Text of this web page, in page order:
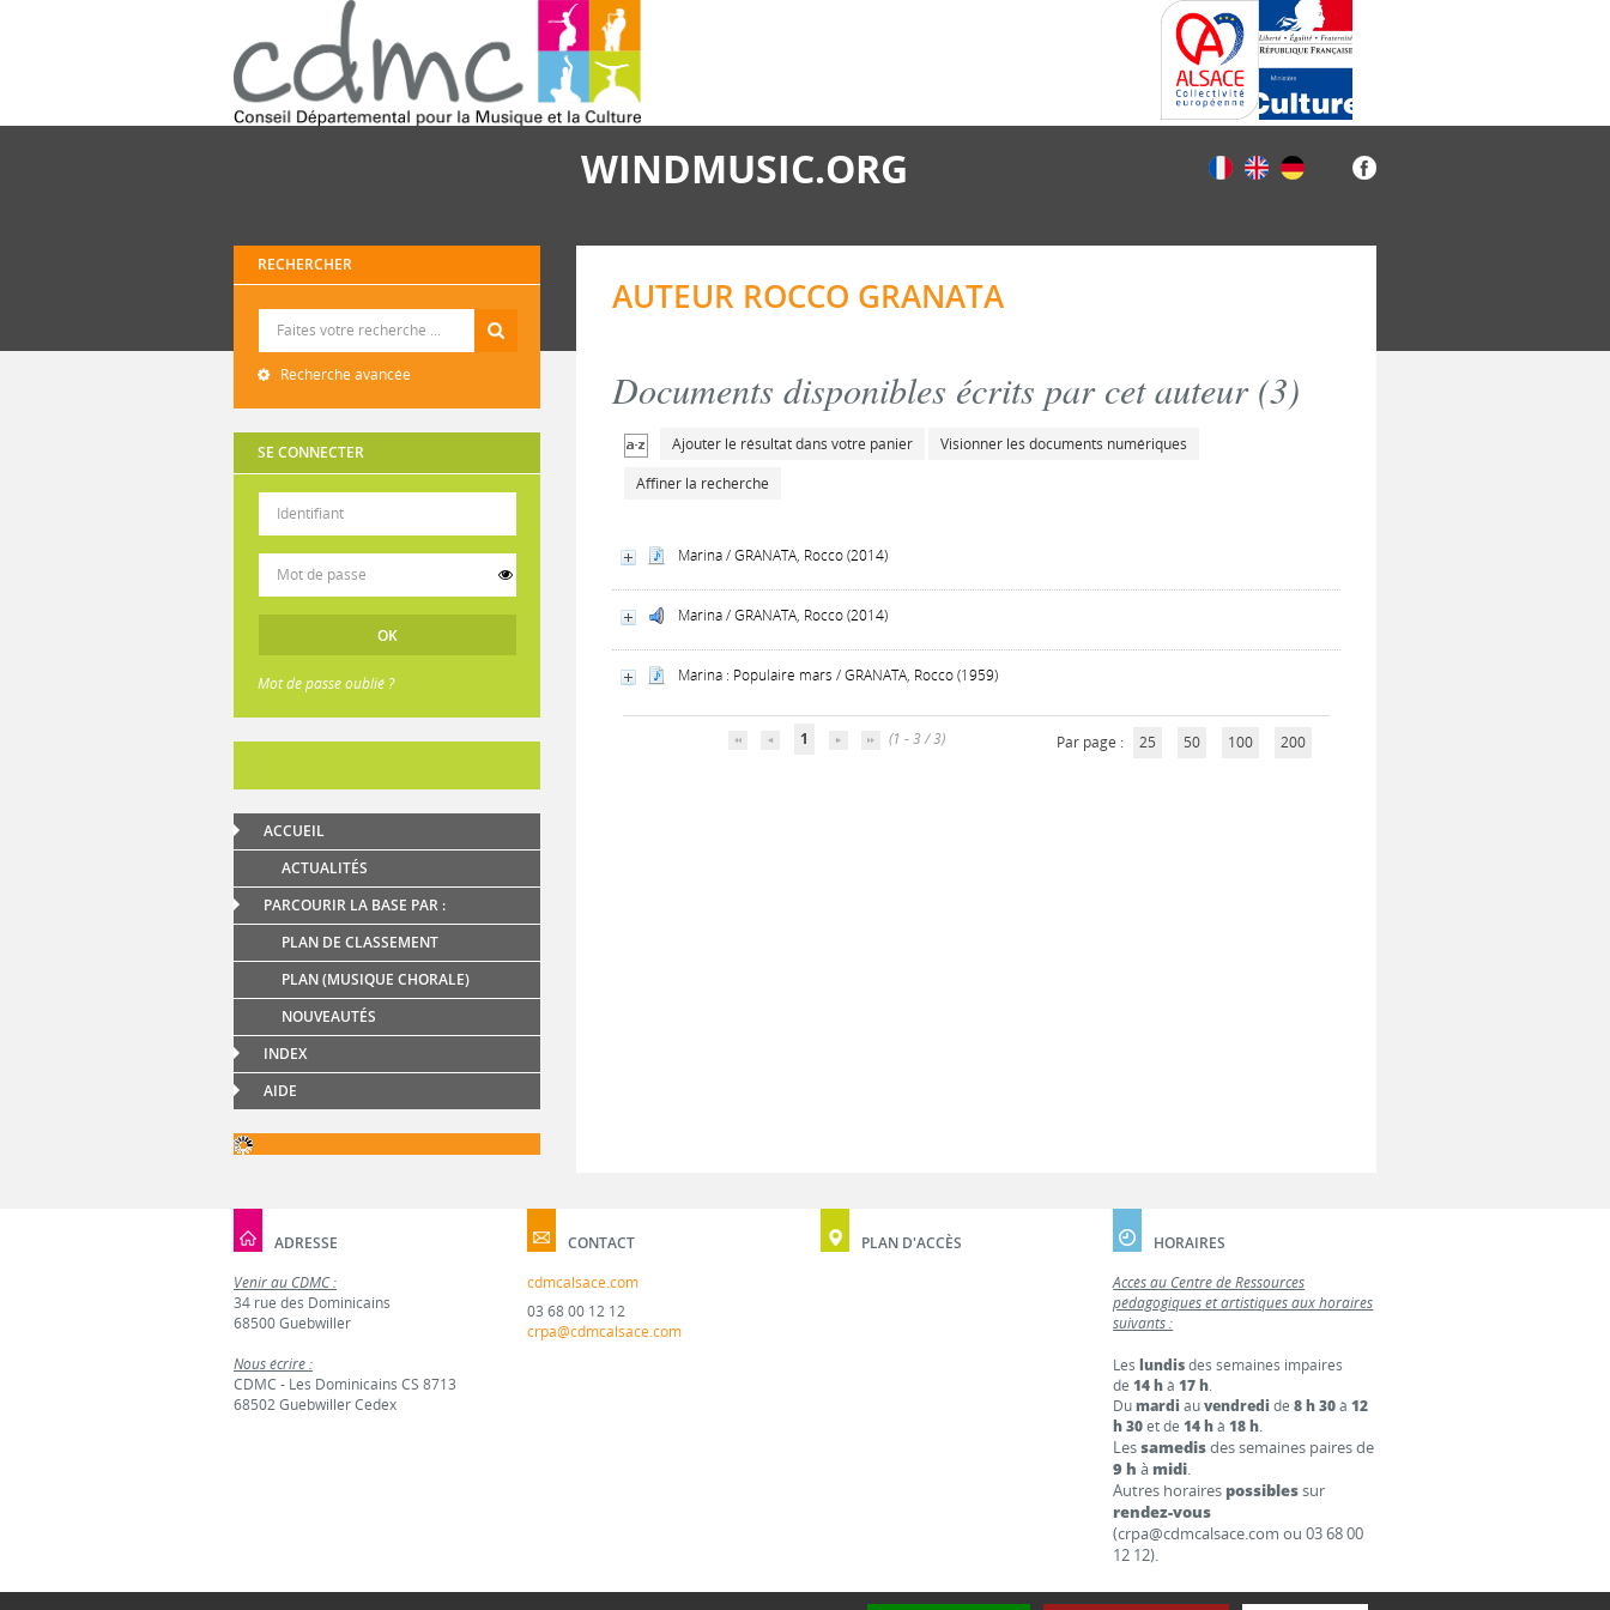
WINDMUSIC.ORG
RECHERCHER
Recherche avancée
SE CONNECTER
Mot de passe oublié ?
ACCUEIL
ACTUALITÉS
PARCOURIR LA BASE PAR :
PLAN DE CLASSEMENT
PLAN (MUSIQUE CHORALE)
NOUVEAUTÉS
INDEX
AIDE
AUTEUR ROCCO GRANATA
Documents disponibles écrits par cet auteur (3)
Ajouter le résultat dans votre panier
Visionner les documents numériques
Affiner la recherche
Marina / GRANATA, Rocco (2014)
Marina / GRANATA, Rocco (2014)
Marina : Populaire mars / GRANATA, Rocco (1959)
1 (1 - 3 / 3) Par page : 25 50 100 200
ADRESSE
Venir au CDMC :
34 rue des Dominicains
68500 Guebwiller
Nous écrire :
CDMC - Les Dominicains CS 8713
68502 Guebwiller Cedex
CONTACT
cdmcalsace.com
03 68 00 12 12
crpa@cdmcalsace.com
PLAN D'ACCÈS
HORAIRES
Accès au Centre de Ressources
pédagogiques et artistiques aux horaires
suivants :
Leslundisdes semaines impaires
de14 hà17 h.
Dumardi auvendredi de8 h 30à12
h 30et de14 hà18 h.
Lessamedisdes semaines paires de
9 h à midi.
Autres horaires possiblessur
rendez-vous
(crpa@cdmcalsace.com ou 03 68 00
12 12).